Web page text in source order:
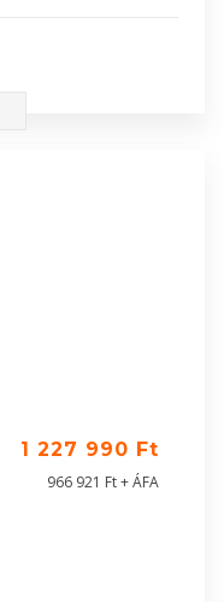
1 227 990 Ft
966 921 Ft + ÁFA